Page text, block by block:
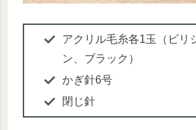
アクリル毛糸各1玉（ビリ
ン、ブラック）
かぎ針6号
閉じ針